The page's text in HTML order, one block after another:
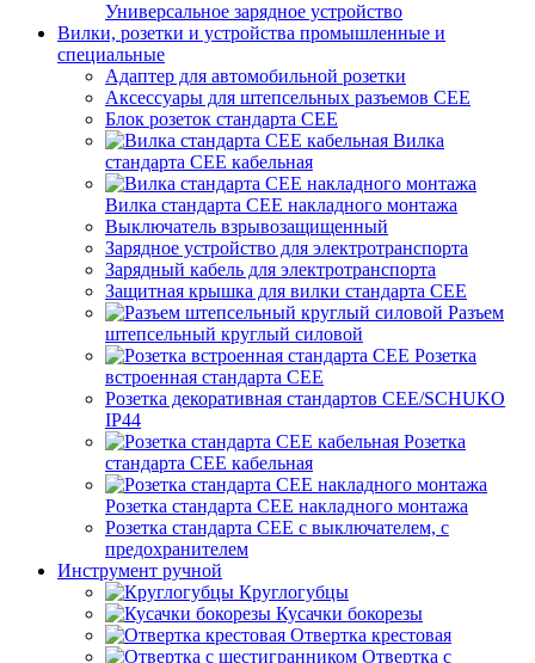
Универсальное зарядное устройство
Вилки, розетки и устройства промышленные и
специальные
Адаптер для автомобильной розетки
Аксессуары для штепсельных разъемов CEE
Блок розеток стандарта CEE
Вилка
стандарта CEE кабельная
Вилка стандарта CEE накладного монтажа
Выключатель взрывозащищенный
Зарядное устройство для электротранспорта
Зарядный кабель для электротранспорта
Защитная крышка для вилки стандарта CEE
Разъем
штепсельный круглый силовой
Розетка
встроенная стандарта CEE
Розетка декоративная стандартов CEE/SCHUKO
IP44
Розетка
стандарта СЕЕ кабельная
Розетка стандарта СЕЕ накладного монтажа
Розетка стандарта СЕЕ с выключателем, с
предохранителем
Инструмент ручной
Круглогубцы
Кусачки бокорезы
Отвертка крестовая
Отвертка с